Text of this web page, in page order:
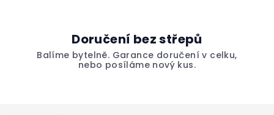
Doručení bez střepů
Balíme bytelně. Garance doručení v celku,
nebo posíláme nový kus.